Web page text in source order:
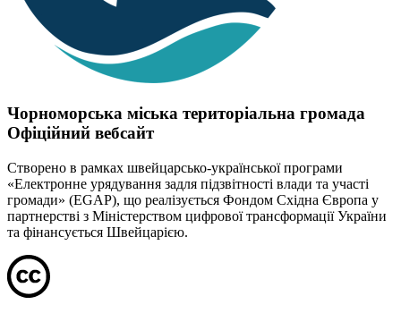
Чорноморська міська територіальна громада
Офіційний вебсайт
Створено в рамках швейцарсько-української програми
«Електронне урядування задля підзвітності влади та участі
громади» (EGAP), що реалізується Фондом Східна Європа у
партнерстві з Міністерством цифрової трансформації України
та фінансується Швейцарією.